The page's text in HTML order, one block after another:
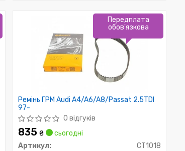
Ремінь ГРМ Audi A4/A6/A8/Passat 2.5TDI
97-
0 відгуків
835₴
сьогодні
Артикул:
CT1018
Передплата
обов'язкова